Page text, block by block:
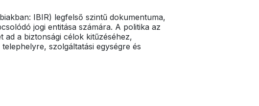
IBIR) legfelső szintű dokumentuma,
jogi entitása számára. A politika az
a biztonsági célok kitűzéséhez,
szolgáltatási egységre és